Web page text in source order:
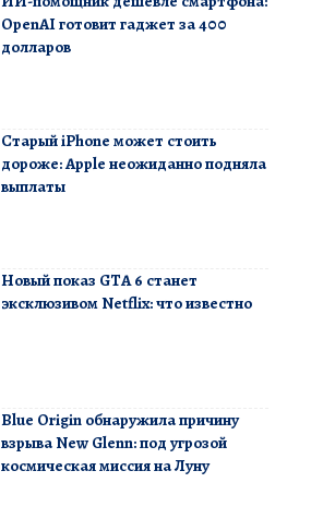
OpenAI готовит гаджет за 400
долларов
Старый iPhone может стоить
дороже: Apple неожиданно подняла
выплаты
Новый показ GTA 6 станет
эксклюзивом Netflix: что известно
Blue Origin обнаружила причину
взрыва New Glenn: под угрозой
космическая миссия на Луну